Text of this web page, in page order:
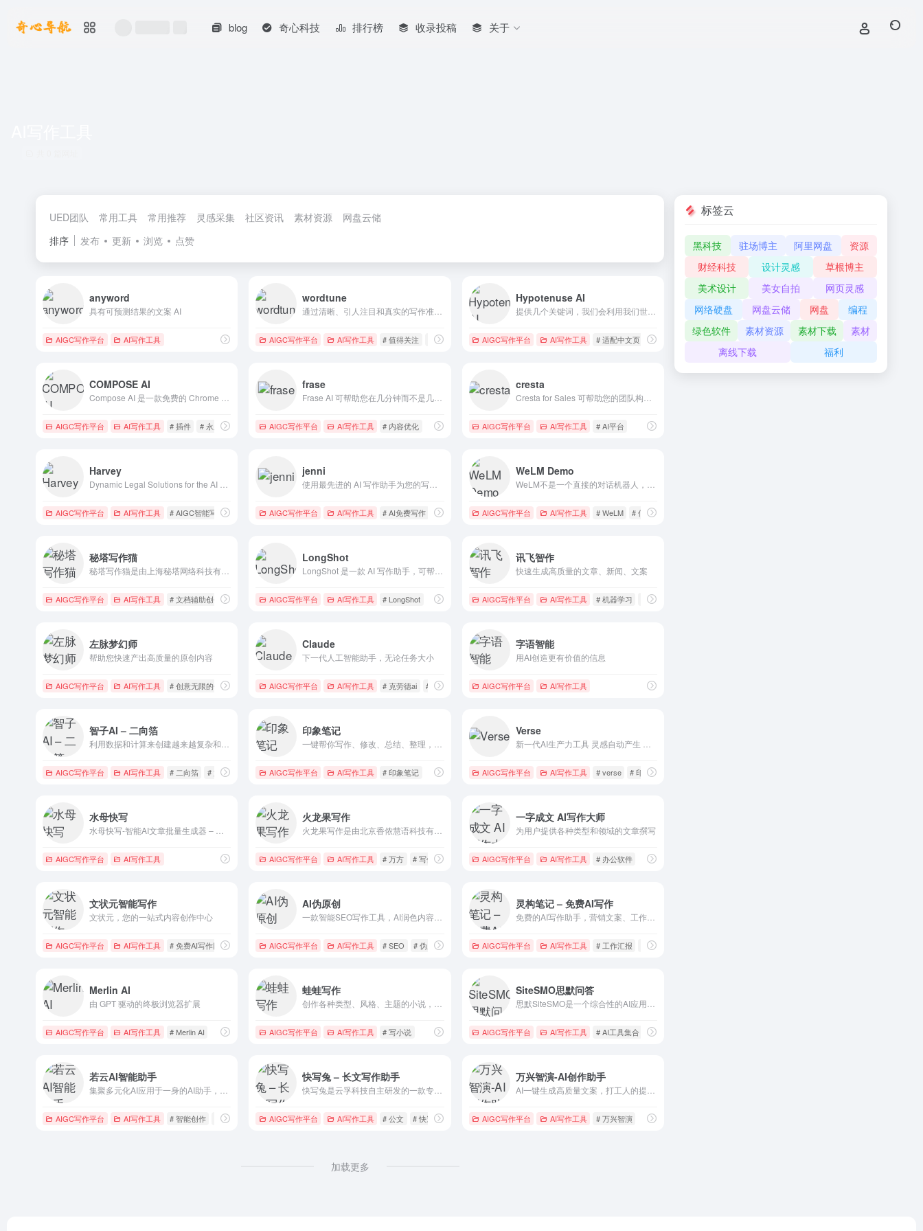
blog 奇心科技 排行榜 收录投稿 关于
UED团队 常用工具 常用推荐 灵感采集 社区资讯 素材资源
网盘云储
排序
发布 更新 浏览 点赞
anyword
具有可预测结果的文案 AI
AIGC写作平台 AI写作工具
wordtune
AIGC写作平台 AI写作工具 # 值得关注 # 词调
Hypotenuse AI
提供几个关键词，我们会利用我们世界一流的人工智能和丰富的知识，立即把它们变成完整的文章和营销内容。
AIGC写作平台 AI写作工具 # 适配中文页
COMPOSE AI
AIGC写作平台 AI写作工具 # 插件 # 永久免费
frase
AIGC写作平台 AI写作工具 # 内容优化
cresta
AIGC写作平台 AI写作工具 # AI平台
Harvey
AIGC写作平台 AI写作工具 # AIGC智能写作
jenni
AIGC写作平台 AI写作工具 # AI免费写作 # jenniai
WeLM Demo
AIGC写作平台 AI写作工具 # WeLM # 信息补全生成模型
秘塔写作猫
AIGC写作平台 AI写作工具 # 文档辅助创作 # 智能合同 # 秘塔写作猫
LongShot
AIGC写作平台 AI写作工具 # LongShot
讯飞智作
快速生成高质量的文章、新闻、文案
AIGC写作平台 AI写作工具 # 机器学习 # 深度学习
左脉梦幻师
帮助您快速产出高质量的原创内容
AIGC写作平台 AI写作工具 # 创意无限的伙伴 # 头脑风暴 # 自由探索
Claude
下一代人工智能助手，无论任务大小
AIGC写作平台 AI写作工具 # 克劳德ai # 克劳德技能对话 # 克劳德技能答案
字语智能
用AI创造更有价值的信息
AIGC写作平台 AI写作工具
智子AI – 二向箔
AIGC写作平台 AI写作工具 # 二向箔 # 文生文 # 智子AI
印象笔记
AIGC写作平台 AI写作工具 # 印象笔记
Verse
AIGC写作平台 AI写作工具 # verse # 印象AI
水母快写
AIGC写作平台 AI写作工具
火龙果写作
AIGC写作平台 AI写作工具 # 万方 # 写作 # 写作机器人
一字成文 AI写作大师
为用户提供各种类型和领域的文章撰写
AIGC写作平台 AI写作工具 # 办公软件
文状元智能写作
文状元，您的一站式内容创作中心
AIGC写作平台 AI写作工具 # 免费AI写作网站 # 文章AI # 材料写作
AI伪原创
AIGC写作平台 AI写作工具 # SEO # 伪原创 # 智能改写
灵构笔记 – 免费AI写作
AIGC写作平台 AI写作工具 # 工作汇报 # 营销文案
Merlin AI
由 GPT 驱动的终极浏览器扩展
AIGC写作平台 AI写作工具 # Merlin AI
蛙蛙写作
AIGC写作平台 AI写作工具 # 写小说
SiteSMO思默问答
AIGC写作平台 AI写作工具 # AI工具集合 # AI撰写原创文章
若云AI智能助手
AIGC写作平台 AI写作工具 # 智能创作 # 知识星球 # 若云
快写兔 – 长文写作助手
AIGC写作平台 AI写作工具 # 公文 # 快速写作 # 报告
万兴智演-AI创作助手
AIGC写作平台 AI写作工具 # 万兴智演
加载更多
标签云
黑科技 驻场博主 阿里网盘
资源
财经科技
设计灵感
草根博主
美术设计
美女自拍
网页灵感
网络硬盘
网盘云储 网盘
编程
绿色软件
素材资源 素材下载
素材
离线下载
福利